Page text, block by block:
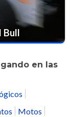
Bull
en las
Motos